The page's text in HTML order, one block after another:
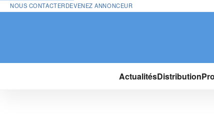
NOUS CONTACTERDEVENEZ ANNONCEUR
ActualitésDistribution